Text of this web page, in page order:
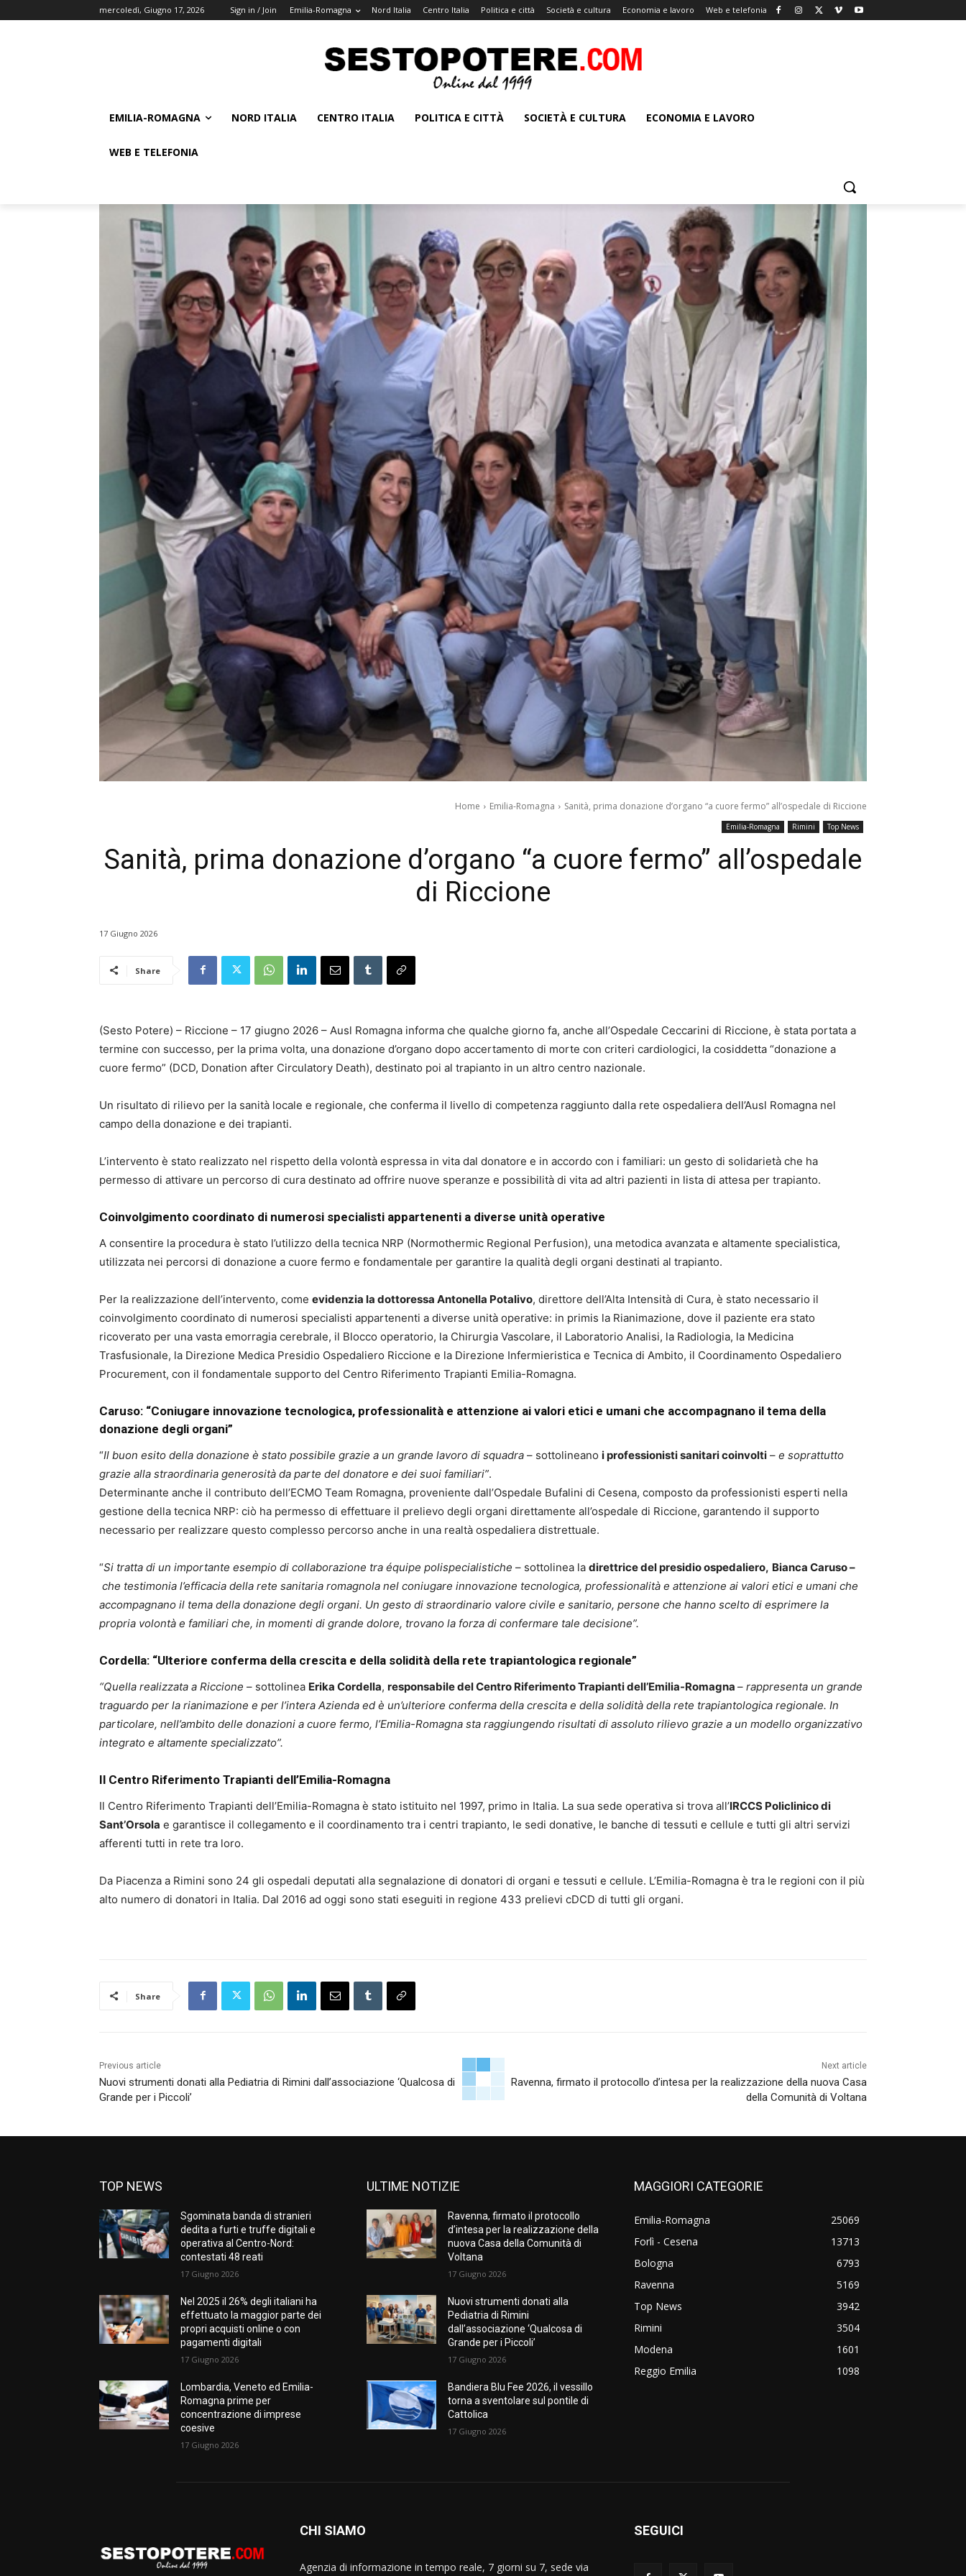
mercoledì, Giugno 17, 2026 Sign in / Join Emilia-Romagna Nord Italia Centro Italia Politica e città Società e cultura Economia e lavoro Web e telefonia
EMILIA-ROMAGNA NORD ITALIA CENTRO ITALIA POLITICA E CITTÀ SOCIETÀ E CULTURA ECONOMIA E LAVORO
WEB E TELEFONIA
Home Emilia-Romagna Sanità, prima donazione d’organo “a cuore fermo” all’ospedale di Riccione
Emilia-Romagna Rimini Top News
Sanità, prima donazione d’organo “a cuore fermo” all’ospedale
di Riccione
17 Giugno 2026
Share
(Sesto Potere) – Riccione – 17 giugno 2026 – Ausl Romagna informa che qualche giorno fa, anche all’Ospedale Ceccarini di Riccione, è stata portata a
termine con successo, per la prima volta, una donazione d’organo dopo accertamento di morte con criteri cardiologici, la cosiddetta “donazione a
cuore fermo” (DCD, Donation after Circulatory Death), destinato poi al trapianto in un altro centro nazionale.
Un risultato di rilievo per la sanità locale e regionale, che conferma il livello di competenza raggiunto dalla rete ospedaliera dell’Ausl Romagna nel
campo della donazione e dei trapianti.
L’intervento è stato realizzato nel rispetto della volontà espressa in vita dal donatore e in accordo con i familiari: un gesto di solidarietà che ha
permesso di attivare un percorso di cura destinato ad offrire nuove speranze e possibilità di vita ad altri pazienti in lista di attesa per trapianto.
Coinvolgimento coordinato di numerosi specialisti appartenenti a diverse unità operative
A consentire la procedura è stato l’utilizzo della tecnica NRP (Normothermic Regional Perfusion), una metodica avanzata e altamente specialistica,
utilizzata nei percorsi di donazione a cuore fermo e fondamentale per garantire la qualità degli organi destinati al trapianto.
Per la realizzazione dell’intervento, come evidenzia la dottoressa Antonella Potalivo, direttore dell’Alta Intensità di Cura, è stato necessario il
coinvolgimento coordinato di numerosi specialisti appartenenti a diverse unità operative: in primis la Rianimazione, dove il paziente era stato
ricoverato per una vasta emorragia cerebrale, il Blocco operatorio, la Chirurgia Vascolare, il Laboratorio Analisi, la Radiologia, la Medicina
Trasfusionale, la Direzione Medica Presidio Ospedaliero Riccione e la Direzione Infermieristica e Tecnica di Ambito, il Coordinamento Ospedaliero
Procurement, con il fondamentale supporto del Centro Riferimento Trapianti Emilia-Romagna.
Caruso: “Coniugare innovazione tecnologica, professionalità e attenzione ai valori etici e umani che accompagnano il tema della
donazione degli organi”
“Il buon esito della donazione è stato possibile grazie a un grande lavoro di squadra – sottolineano i professionisti sanitari coinvolti – e soprattutto
grazie alla straordinaria generosità da parte del donatore e dei suoi familiari”.
Determinante anche il contributo dell’ECMO Team Romagna, proveniente dall’Ospedale Bufalini di Cesena, composto da professionisti esperti nella
gestione della tecnica NRP: ciò ha permesso di effettuare il prelievo degli organi direttamente all’ospedale di Riccione, garantendo il supporto
necessario per realizzare questo complesso percorso anche in una realtà ospedaliera distrettuale.
“Si tratta di un importante esempio di collaborazione tra équipe polispecialistiche – sottolinea la direttrice del presidio ospedaliero, Bianca Caruso –
che testimonia l’efficacia della rete sanitaria romagnola nel coniugare innovazione tecnologica, professionalità e attenzione ai valori etici e umani che
accompagnano il tema della donazione degli organi. Un gesto di straordinario valore civile e sanitario, persone che hanno scelto di esprimere la
propria volontà e familiari che, in momenti di grande dolore, trovano la forza di confermare tale decisione”.
Cordella: “Ulteriore conferma della crescita e della solidità della rete trapiantologica regionale”
“Quella realizzata a Riccione – sottolinea Erika Cordella, responsabile del Centro Riferimento Trapianti dell’Emilia-Romagna – rappresenta un grande
traguardo per la rianimazione e per l’intera Azienda ed è un’ulteriore conferma della crescita e della solidità della rete trapiantologica regionale. In
particolare, nell’ambito delle donazioni a cuore fermo, l’Emilia-Romagna sta raggiungendo risultati di assoluto rilievo grazie a un modello organizzativo
integrato e altamente specializzato”.
Il Centro Riferimento Trapianti dell’Emilia-Romagna
Il Centro Riferimento Trapianti dell’Emilia-Romagna è stato istituito nel 1997, primo in Italia. La sua sede operativa si trova all’IRCCS Policlinico di
Sant’Orsola e garantisce il collegamento e il coordinamento tra i centri trapianto, le sedi donative, le banche di tessuti e cellule e tutti gli altri servizi
afferenti tutti in rete tra loro.
Da Piacenza a Rimini sono 24 gli ospedali deputati alla segnalazione di donatori di organi e tessuti e cellule. L’Emilia-Romagna è tra le regioni con il più
alto numero di donatori in Italia. Dal 2016 ad oggi sono stati eseguiti in regione 433 prelievi cDCD di tutti gli organi.
Share
Previous article
Nuovi strumenti donati alla Pediatria di Rimini dall’associazione ‘Qualcosa di
Grande per i Piccoli’
Next article
Ravenna, firmato il protocollo d’intesa per la realizzazione della nuova Casa
della Comunità di Voltana
TOP NEWS
Sgominata banda di stranieri
dedita a furti e truffe digitali e
operativa al Centro-Nord:
contestati 48 reati
17 Giugno 2026
Nel 2025 il 26% degli italiani ha
effettuato la maggior parte dei
propri acquisti online o con
pagamenti digitali
17 Giugno 2026
Lombardia, Veneto ed Emilia-
Romagna prime per
concentrazione di imprese
coesive
17 Giugno 2026
ULTIME NOTIZIE
Ravenna, firmato il protocollo
d’intesa per la realizzazione della
nuova Casa della Comunità di
Voltana
17 Giugno 2026
Nuovi strumenti donati alla
Pediatria di Rimini
dall’associazione ‘Qualcosa di
Grande per i Piccoli’
17 Giugno 2026
Bandiera Blu Fee 2026, il vessillo
torna a sventolare sul pontile di
Cattolica
17 Giugno 2026
MAGGIORI CATEGORIE
Emilia-Romagna
25069
Forlì - Cesena
13713
Bologna
6793
Ravenna
5169
Top News
3942
Rimini
3504
Modena
1601
Reggio Emilia
1098
CHI SIAMO
Agenzia di informazione in tempo reale, 7 giorni su 7, sede via
SEGUICI